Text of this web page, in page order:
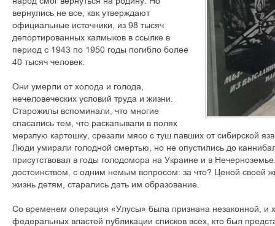
вернулись не все, как утверждают
официальные источники, из 98 тысяч
депортированных калмыков в ссылке в
период с 1943 по 1950 годы погибло более
40 тысяч человек.
Они умерли от холода и голода,
нечеловеческих условий труда и жизни.
Старожилы вспоминали, что многие
спасались тем, что раскапывали в полях
мерзлую картошку, срезали мясо с туш павших от сибирской
Люди умирали голодной смертью, но не опустились до
присутствовал в годы голодомора на Украине и в
достоинством, с одним немым вопросом: за что? Ценой своей
жизнь детям, старались дать им образование.
Со временем операция «Улусы» была признана незаконной, и
федеральных властей публикации списков всех, кто был